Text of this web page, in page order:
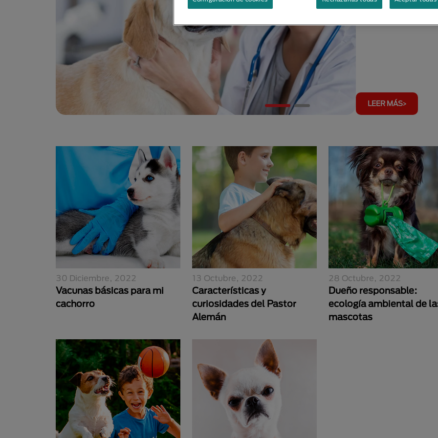
LEER MÁS
30 Diciembre, 2022
Vacunas básicas para mi
cachorro
13 Octubre, 2022
Características y
curiosidades del Pastor
Alemán
28 Octubre, 2022
Dueño responsable:
ecología ambiental de
mascotas